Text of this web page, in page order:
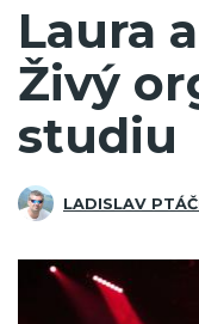
Laura
Živý
studiu
LADISLAV